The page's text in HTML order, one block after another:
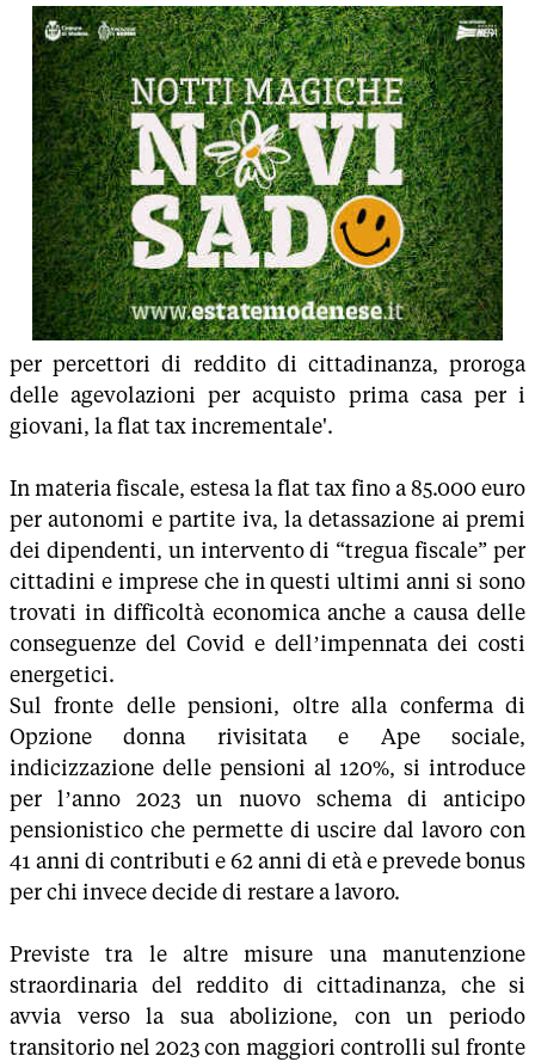
per percettori di reddito di cittadinanza, proroga
delle agevolazioni per acquisto prima casa per i
giovani, la flat tax incrementale'.
In materia fiscale, estesa la flat tax fino a 85.000 euro
per autonomi e partite iva, la detassazione ai premi
dei dipendenti, un intervento di “tregua fiscale” per
cittadini e imprese che in questi ultimi anni si sono
trovati in difficoltà economica anche a causa delle
conseguenze del Covid e dell’impennata dei costi
energetici.
Sul fronte delle pensioni, oltre alla conferma di
Opzione donna rivisitata e Ape sociale,
indicizzazione delle pensioni al 120%, si introduce
per l’anno 2023 un nuovo schema di anticipo
pensionistico che permette di uscire dal lavoro con
41 anni di contributi e 62 anni di età e prevede bonus
per chi invece decide di restare a lavoro.
Previste tra le altre misure una manutenzione
straordinaria del reddito di cittadinanza, che si
avvia verso la sua abolizione, con un periodo
transitorio nel 2023 con maggiori controlli sul fronte